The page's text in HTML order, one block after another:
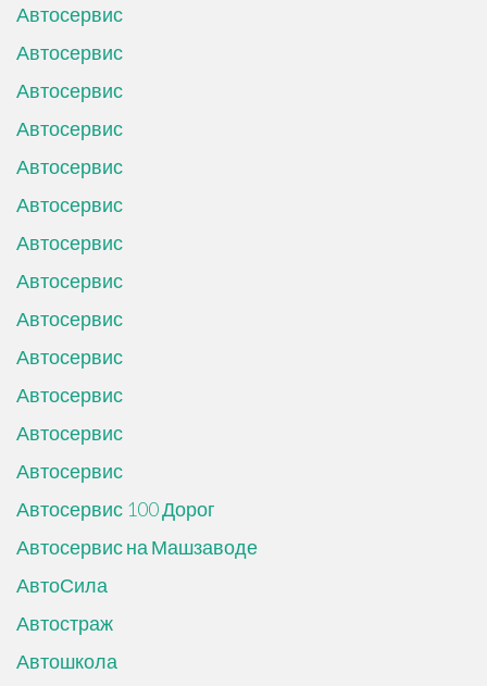
Автосервис
Автосервис
Автосервис
Автосервис
Автосервис
Автосервис
Автосервис
Автосервис
Автосервис
Автосервис
Автосервис
Автосервис
Автосервис
Автосервис 100 Дорог
Автосервис на Машзаводе
АвтоСила
Автостраж
Автошкола